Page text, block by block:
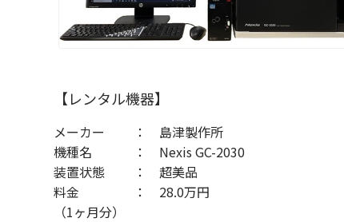
【レンタル機器】
メーカー
島津製作所
機種名
Nexis GC-2030
装置状態
超美品
料金
（1ヶ月分）
28.0万円